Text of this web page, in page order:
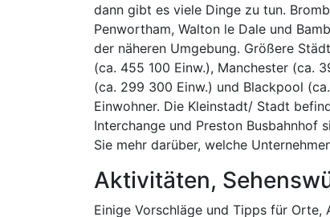
dann gibt es viele Dinge zu tun.
Penwortham, Walton le Dale und
der näheren Umgebung. Größere
(ca. 455 100 Einw.), Manchester (ca.
(ca. 299 300 Einw.) und Blackpool
Einwohner. Die Kleinstadt/ Stadt
Interchange und Preston Busbahnhof
Sie mehr darüber, welche
Aktivitäten,
Einige Vorschläge und Tipps für Orte,